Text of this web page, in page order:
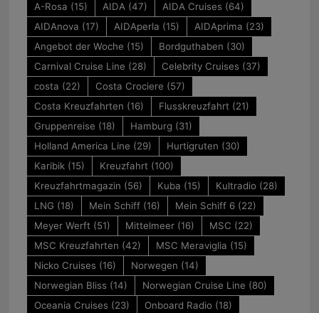
A-Rosa (15) AIDA (47) AIDA Cruises (64)
AIDAnova (17) AIDAperla (15) AIDAprima (23)
Angebot der Woche (15) Bordguthaben (30)
Carnival Cruise Line (28) Celebrity Cruises (37)
costa (22) Costa Crociere (57)
Costa Kreuzfahrten (16) Flusskreuzfahrt (21)
Gruppenreise (18) Hamburg (31)
Holland America Line (29) Hurtigruten (30)
Karibik(15) Kreuzfahrt (100)
Kreuzfahrtmagazin (56) Kuba (15) Kultradio(28)
LNG (18) Mein Schiff(16) Mein Schiff 6(22)
Meyer Werft (51) Mittelmeer(16) MSC (22)
MSC Kreuzfahrten (42) MSC Meraviglia (15)
Nicko Cruises (16) Norwegen (14)
Norwegian Bliss (14) Norwegian Cruise Line (80)
Oceania Cruises (23) Onboard Radio(18)